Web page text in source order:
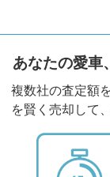
あなたの愛車
複数社の査定額
を賢く売却して